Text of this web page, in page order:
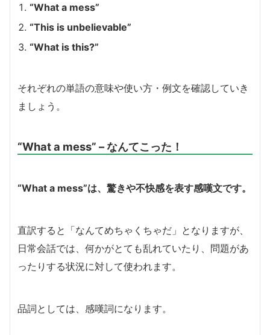
“What a mess”
“This is unbelievable”
“What is this?”
それぞれの単語の意味や使い方・例文を確認していき
ましょう。
“What a mess” – なんてこった！
“What a mess”は、驚きや不快感を表す感嘆文です。
直訳すると「なんてめちゃくちゃだ」となりますが、
日常会話では、何かがとても乱れていたり、問題があ
ったりする状況に対して使われます。
品詞としては、感嘆詞になります。